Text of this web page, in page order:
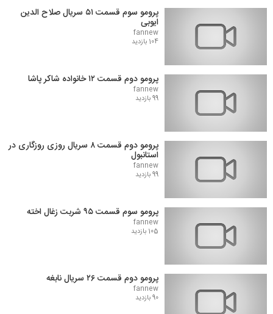
پرومو سوم قسمت ۵۱ سریال صلاح الدین
ایوبی
fannew
104 بازدید
پرومو دوم قسمت ۱۲ خانواده شاکر پاشا
fannew
99 بازدید
پرومو دوم قسمت ۸ سریال روزی روزگاری در
استانبول
fannew
99 بازدید
پرومو سوم قسمت ۹۵ شربت زغال اخته
fannew
105 بازدید
پرومو دوم قسمت ۲۶ سریال نابغه
fannew
90 بازدید